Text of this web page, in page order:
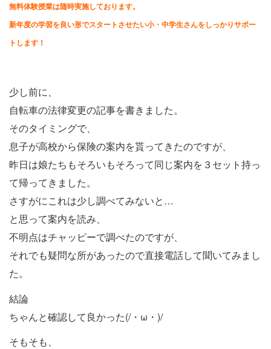
無料体験授業は随時実施しております。
新年度の学習を良い形でスタートさせたい小・中学生さんをしっかりサポー
トします！
少し前に、
自転車の法律変更の記事を書きました。
そのタイミングで、
息子が高校から保険の案内を貰ってきたのですが、
昨日は娘たちもそろいもそろって同じ案内を３セット持っ
て帰ってきました。
さすがにこれは少し調べてみないと…
と思って案内を読み、
不明点はチャッピーで調べたのですが、
それでも疑問な所があったので直接電話して聞いてみまし
た。
結論
ちゃんと確認して良かった(/・ω・)/
そもそも、